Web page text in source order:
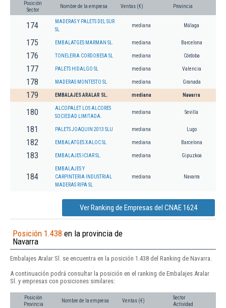
Posición
Sector
Nombre de la empresa Ventas (€) Provincia
174
MADERAS Y PALETS DEL SUR
SL
mediana Málaga
175 EMBALATGES MARMAN SL. mediana Barcelona
176 TONELERIA CORDOBESA SL mediana Córdoba
177 PALETS HIDALGO SL mediana Valencia
178 MADERAS MONTESTO SL mediana Granada
179 EMBALAJES ARALAR SL. mediana Navarra
180
ALCOPALET LOS ALCORES
SOCIEDAD LIMITADA.
mediana Sevilla
181 PALETS JOAQUIN 2013 SLU mediana Lugo
182 EMBALATGES XALOC SL mediana Barcelona
183 EMBALAJES ICIAR SL. mediana Gipuzkoa
184
EMBALAJES Y
CARPINTERIA INDUSTRIAL
MADERAS RIPA SL
mediana Navarra
Ver Ranking de Empresas del CNAE 1624
Posición 1.438 en la provincia de
Navarra
Embalajes Aralar Sl. se encuentra en la posición 1.438 del Ranking de Navarra.
A continuación podrá consultar la posición en el ranking de Embalajes Aralar
Sl. y empresas con posiciones similares:
Posición
Provincia
Nombre de la empresa Ventas (€)
Sector
Actividad